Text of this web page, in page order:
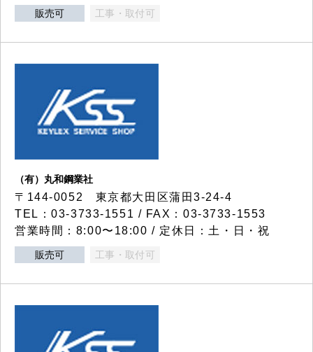
販売可 工事・取付可
（有）丸和鋼業社
〒144-0052 東京都大田区蒲田3-24-4
TEL：03-3733-1551 / FAX：03-3733-1553
営業時間：8:00〜18:00 / 定休日：土・日・祝
販売可 工事・取付可